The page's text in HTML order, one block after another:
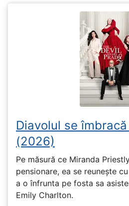
Diavolul se
(2026)
Pe măsură ce Miranda
pensionare, ea se reunește
a o înfrunta pe fosta sa
Emily Charlton.